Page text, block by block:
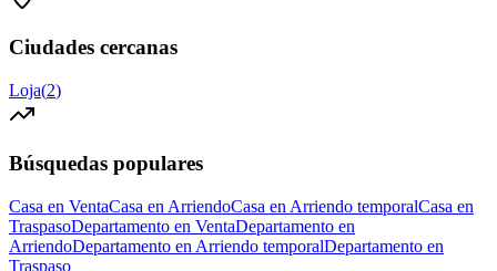
Ciudades cercanas
Loja(2)
Búsquedas populares
Casa en VentaCasa en ArriendoCasa en Arriendo temporalCasa en
TraspasoDepartamento en VentaDepartamento en
ArriendoDepartamento en Arriendo temporalDepartamento en
Traspaso